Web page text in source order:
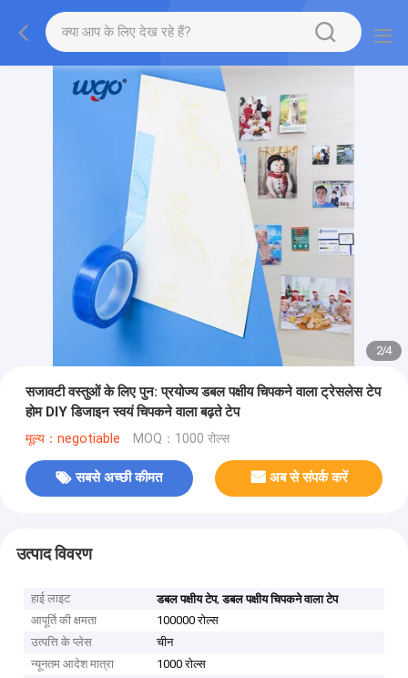
2/4
सजावटी वस्तुओं के लिए पुन: प्रयोज्य डबल पक्षीय चिपकने वाला ट्रेसलेस टेप
होम DIY डिजाइन स्वयं चिपकने वाला बढ़ते टेप
मूल्य：negotiable MOQ：1000 रोल्स
सबसे अच्छी कीमत अब से संपर्क करें
उत्पाद विवरण
हाई लाइट डबल पक्षीय टेप,डबल पक्षीय चिपकने वाला टेप
आपूर्ति की क्षमता
100000 रोल्स
उत्पत्ति के प्लेस
चीन
न्यूनतम आदेश मात्रा
1000 रोल्स